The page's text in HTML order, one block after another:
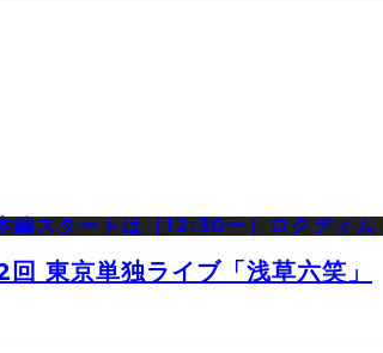
東京単独ライブ「浅草六笑」